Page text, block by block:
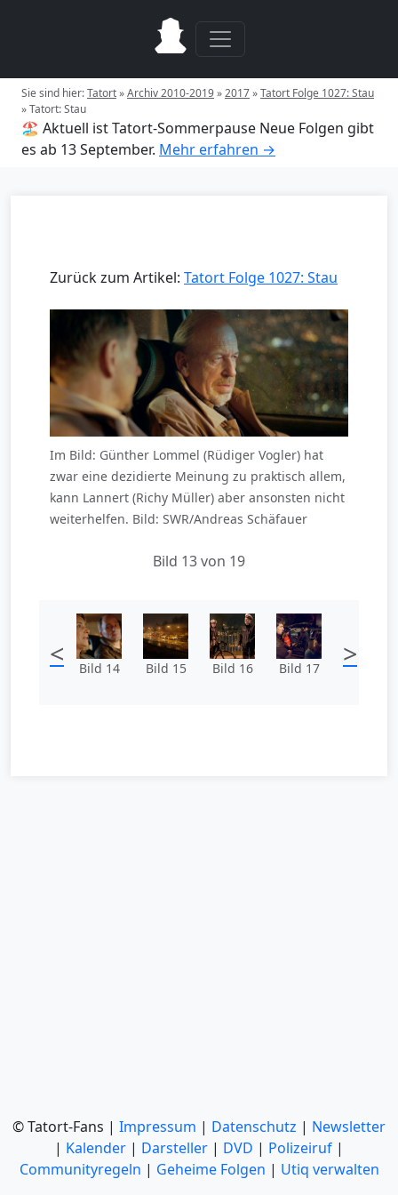
Sie sind hier:Tatort»Archiv 2010-2019»2017»Tatort Folge 1027: Stau
»Tatort: Stau
🏖️ Aktuell ist Tatort-Sommerpause Neue Folgen gibt
es ab 13 September. Mehr erfahren →
Zurück zum Artikel: Tatort Folge 1027: Stau
Im Bild: Günther Lommel (Rüdiger Vogler) hat
zwar eine dezidierte Meinung zu praktisch allem,
kann Lannert (Richy Müller) aber ansonsten nicht
weiterhelfen. Bild: SWR/Andreas Schäfauer
Bild 13 von 19
< Bild 14 Bild 15 Bild 16 Bild 17 >
© Tatort-Fans | Impressum | Datenschutz | Newsletter
| Kalender | Darsteller | DVD | Polizeiruf |
Communityregeln | Geheime Folgen | Utiq verwalten